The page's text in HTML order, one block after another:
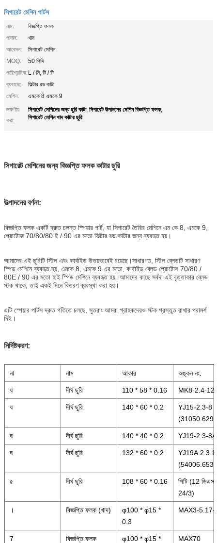
সিগারেট মেশিন পার্টস
নাম:
বিজ্ঞপ্তি ফলক
পাদান:
খাদ
আবেদন:
সিগারেট মেশিন
MOQ::
50 পিসি
পারিশ্রমিক:L / সি, টি / টি
ব্যবহার:
ফিল্টার রড কাটা
মেশিন:
এমকে 8 এমকে 9
লক্ষণীয়
করা:
সিগারেট মেশিনের জন্য ছুরি কাটা, সিগারেট উত্পাদনের মেশিন বিজ্ঞপ্তি ফলক,
সিগারেট মেশিন খাদ কাটার ছুরি
সিগারেট মেশিনের জন্য বিজ্ঞপ্তি ফলক কাটার ছুরি
উত্পাদনের বর্ণনা:
বিজ্ঞপ্তি ফলক একটি দ্রুত চলন্ত স্পিয়ার পার্ট, যা সিগারেট তৈরির মেশিনে এম কে 8, এমকে 9,
প্রোটোজ 70/80/80 ই / 90 এর মতো ফিল্টার রড কাটার জন্য ব্যবহৃত হয়।
আমাদের এই ছুরিটি স্টিল এবং কার্বাইড উভয়ভাবেই রয়েছে।সাধারণত, স্টিল ব্লেডটি সাধারণ
স্পিড মেশিনে ব্যবহৃত হয়, এমকে 8, এমকে 9 এর মতো, কার্বাইড ব্লেড প্রোটোস 70/80 /
80E / 90 এর মতো হাই স্পিড মেশিনে ব্যবহৃত হয়।আমাদের কাছে সর্বদা এই বৃত্তাকার ব্লেড
স্টক থাকে, তাই একই দিনে বিতরণ ব্যবস্থা করা হয়।
এটি স্পেয়ার পার্টস দ্রুত গতিতে চলছে, সুতরাং আমরা গ্রাহকদেরও স্টক প্রস্তুত রাখার পরামর্শ
দিই।
নির্দিষ্টকরণ:
না নাম আকার অঙ্কন নং.
ঘ দীর্ঘ ছুরি 110 * 58 * 0.16 MK8-2.4-12
ঘ দীর্ঘ ছুরি 140 * 60 * 0.2
YJ15-2.3-8
(31050.629)
ঘ দীর্ঘ ছুরি 140 * 40 * 0.2 YJ19-2.3-8A
ঘ দীর্ঘ ছুরি 132 * 60 * 0.2
(54006.653)
৫ দীর্ঘ ছুরি 108 * 60 * 0.16
পিটি (12 ডিএস
24/3)
। বিজ্ঞপ্তি ফলক (খাদ)
φ100 * φ15 *
0.3
MAX3-5.17-
7 বিজ্ঞপ্তি ফলক
φ100 * φ15 *
MAX70